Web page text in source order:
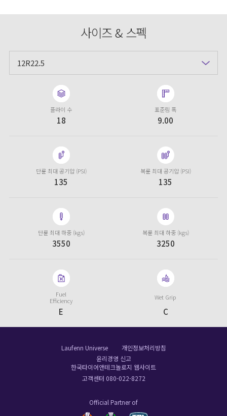
사이즈 & 스펙
12R22.5
플라이 수
18
표준림 폭
9.00
단륜 최대 공기압 (PSI)
135
복륜 최대 공기압 (PSI)
135
단륜 최대 하중 (kgs)
3550
복륜 최대 하중 (kgs)
3250
Fuel
Efficiency
E
Wet Grip
C
Laufenn Universe
개인정보처리방침
윤리경영 신고
한국타이어앤테크놀로지 웹사이트
고객센터 080-022-8272
Official Partner of